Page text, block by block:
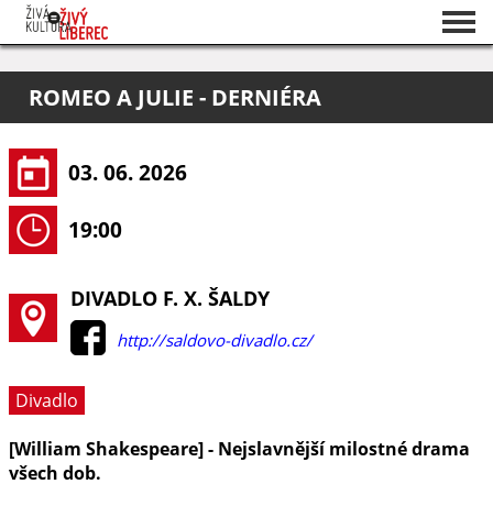
O projektu
Pořadatelé
ROMEO A JULIE - DERNIÉRA
03. 06. 2026
19:00
DIVADLO F. X. ŠALDY
http://saldovo-divadlo.cz/
Divadlo
[William Shakespeare] - Nejslavnější milostné drama
všech dob.